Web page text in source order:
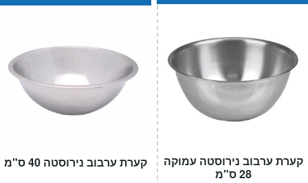
קערת ערבוב נירוסטה 40 ס"מ
קערת ערבוב נירוסטה עמוקה
28 ס"מ